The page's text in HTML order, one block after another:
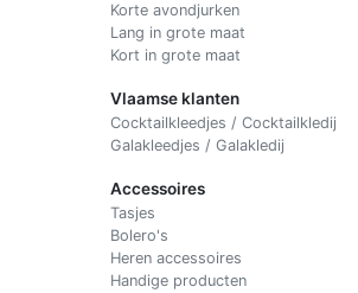
Korte avondjurken
Lang in grote maat
Kort in grote maat
Vlaamse klanten
Cocktailkleedjes / Cocktailkledij
Galakleedjes / Galakledij
Accessoires
Tasjes
Bolero's
Heren accessoires
Handige producten